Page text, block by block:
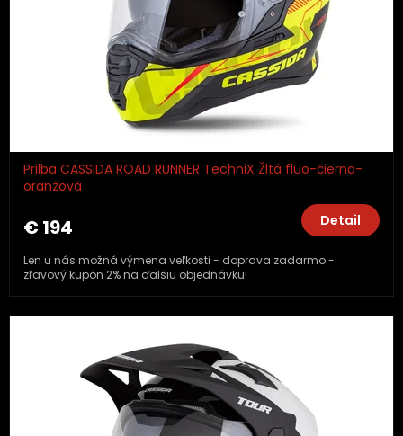
Prilba CASSIDA ROAD RUNNER TechniX Žltá fluo-čierna-
oranžová
€ 194 Detail
Len u nás možná výmena veľkosti - doprava zadarmo -
zľavový kupón 2% na ďalšiu objednávku!